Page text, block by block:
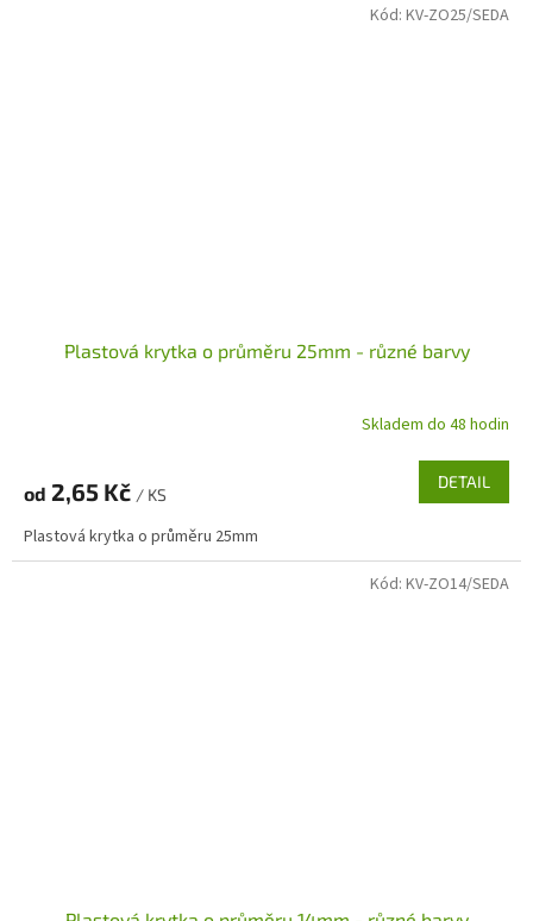
Plastová krytka o průměru 25mm - různé barvy
Skladem do 48 hodin
od 2,65 Kč / KS
DETAIL
Plastová krytka o průměru 25mm
Kód: KV-ZO25/SEDA
Kód: KV-ZO14/SEDA